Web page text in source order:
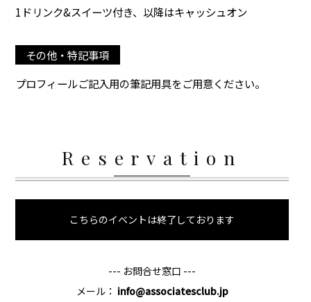
1ドリンク&スイーツ付き、以降はキャッシュオン
その他・特記事項
プロフィールご記入用の筆記用具をご用意ください。
Reservation
こちらのイベントは終了しております
--- お問合せ窓口 ---
メール： info@associatesclub.jp